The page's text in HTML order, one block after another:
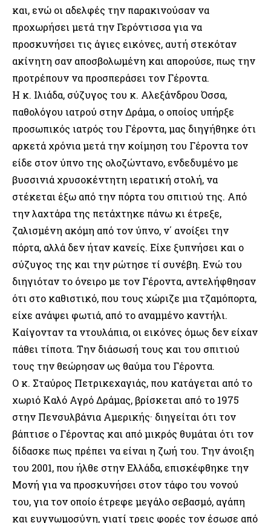
και, ενώ οι αδελφές την παρακινούσαν να
προχωρήσει μετά την Γερόντισσα για να
προσκυνήσει τις άγιες εικόνες, αυτή στεκόταν
ακίνητη σαν αποσβολωμένη και απορούσε, πως την
προτρέπουν να προσπεράσει τον Γέροντα.
Η κ. Ιλιάδα, σύζυγος του κ. Αλεξάνδρου Όσσα,
παθολόγου ιατρού στην Δράμα, ο οποίος υπήρξε
προσωπικός ιατρός του Γέροντα, μας διηγήθηκε ότι
αρκετά χρόνια μετά την κοίμηση του Γέροντα τον
είδε στον ύπνο της ολοζώντανο, ενδεδυμένο με
βυσσινιά χρυσοκέντητη ιερατική στολή, να
στέκεται έξω από την πόρτα του σπιτιού της. Από
την λαχτάρα της πετάχτηκε πάνω κι έτρεξε,
ζαλισμένη ακόμη από τον ύπνο, ν΄ ανοίξει την
πόρτα, αλλά δεν ήταν κανείς. Είχε ξυπνήσει και ο
σύζυγος της και την ρώτησε τί συνέβη. Ενώ του
διηγιόταν το όνειρο με τον Γέροντα, αντελήφθησαν
ότι στο καθιστικό, που τους χώριζε μια τζαμόπορτα,
είχε ανάψει φωτιά, από το αναμμένο καντήλι.
Καίγονταν τα ντουλάπια, οι εικόνες όμως δεν είχαν
πάθει τίποτα. Την διάσωσή τους και του σπιτιού
τους την θεώρησαν ως θαύμα του Γέροντα.
Ο κ. Σταύρος Πετρικεχαγιάς, που κατάγεται από το
χωριό Καλό Αγρό Δράμας, βρίσκεται από το 1975
στην Πενσυλβάνια Αμερικής· διηγείται ότι τον
βάπτισε ο Γέροντας και από μικρός θυμάται ότι τον
δίδασκε πως πρέπει να είναι η ζωή του. Την άνοιξη
του 2001, που ήλθε στην Ελλάδα, επισκέφθηκε την
Μονή για να προσκυνήσει στον τάφο του νονού
του, για τον οποίο έτρεφε μεγάλο σεβασμό, αγάπη
και ευγνωμοσύνη, γιατί τρεις φορές τον έσωσε από